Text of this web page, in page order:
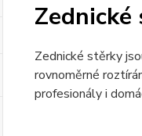
Zednické
Zednické stěrky
rovnoměrné
profesionály i